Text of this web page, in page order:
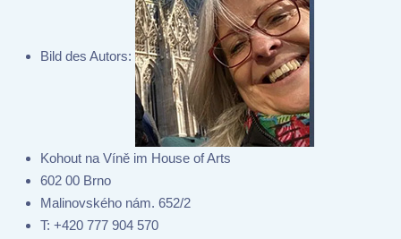
Bild des Autors:
Kohout na Víně im House of Arts
602 00 Brno
Malinovského nám. 652/2
T: +420 777 904 570